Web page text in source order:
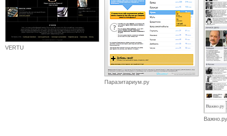
VERTU
Паразитариум.ру
Важно.ру